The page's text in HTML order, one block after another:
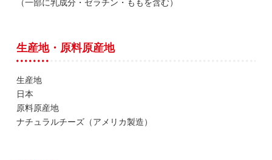
（一部に乳成分・ゼラチン・ももを含む）
生産地・原料原産地
生産地
日本
原料原産地
ナチュラルチーズ（アメリカ製造）